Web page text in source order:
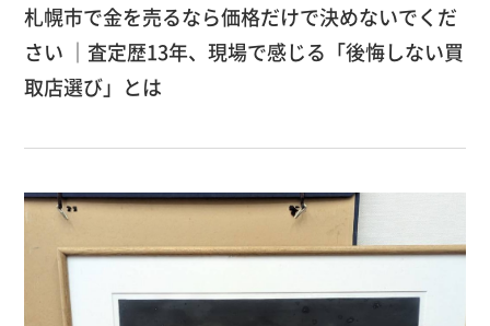
札幌市で金を売るなら価格だけで決めないでくだ
さい ｜査定歴13年、現場で感じる「後悔しない買
取店選び」とは